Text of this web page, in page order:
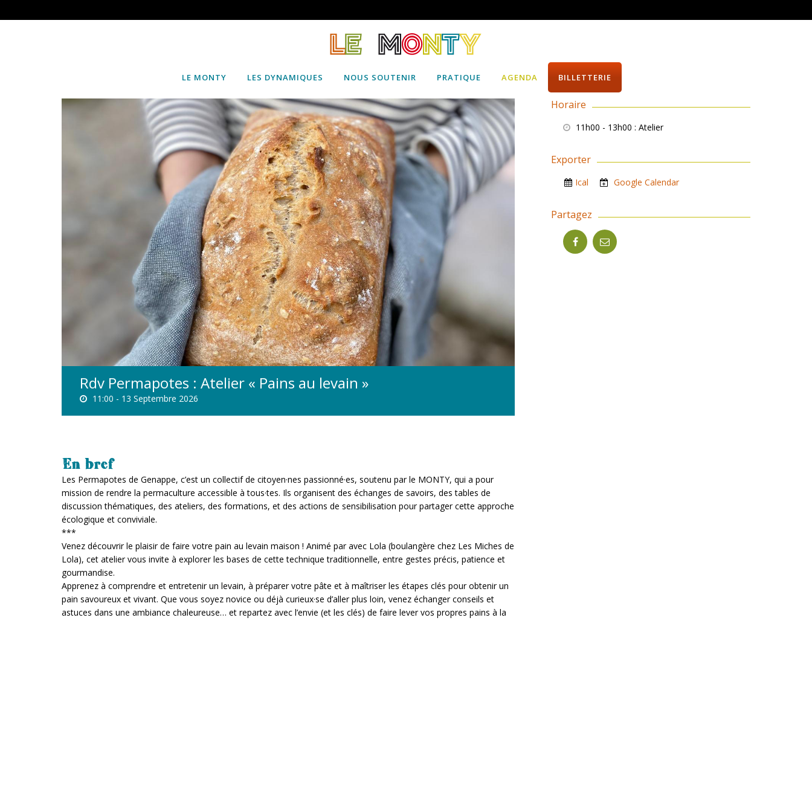
LE MONTY LES DYNAMIQUES NOUS SOUTENIR PRATIQUE AGENDA BILLETTERIE
Rdv Permapotes : Atelier « Pains au levain »
11:00 - 13 Septembre 2026
En bref
Les Permapotes de Genappe, c’est un collectif de citoyen·nes passionné·es, soutenu par le MONTY, qui a pour
mission de rendre la permaculture accessible à tous·tes. Ils organisent des échanges de savoirs, des tables de
discussion thématiques, des ateliers, des formations, et des actions de sensibilisation pour partager cette approche
écologique et conviviale.
***
Venez découvrir le plaisir de faire votre pain au levain maison ! Animé par avec Lola (boulangère chez Les Miches de
Lola), cet atelier vous invite à explorer les bases de cette technique traditionnelle, entre gestes précis, patience et
gourmandise.
Apprenez à comprendre et entretenir un levain, à préparer votre pâte et à maîtriser les étapes clés pour obtenir un
pain savoureux et vivant. Que vous soyez novice ou déjà curieux·se d’aller plus loin, venez échanger conseils et
astuces dans une ambiance chaleureuse… et repartez avec l’envie (et les clés) de faire lever vos propres pains à la
Horaire
11h00 - 13h00 : Atelier
Exporter
Ical Google Calendar
Partagez